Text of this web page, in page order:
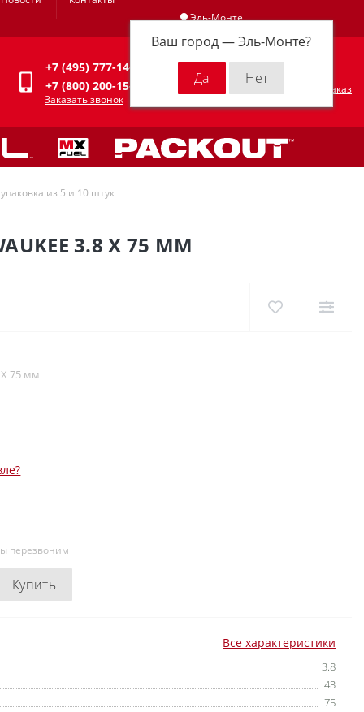
Эль-Монте
Ваш город —Эль-Монте?
Личный кабинет
+7 (495) 777-14-94
+7 (800) 200-15-94
Заказать звонок
Оформить заказ
из 5 и 10 штук
3.8 X 75 ММ
X 75 мм
перезвоним
Купить
Все характеристики
3.8
43
75